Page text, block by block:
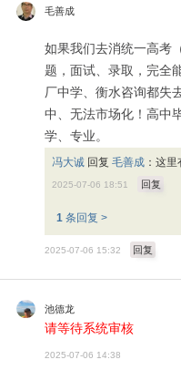
毛善成
如果我们去消统一高考
题，面试、录取，完全
厂中学、衡水咨询都失
中、无法市场化！高中
学、专业。
冯大诚 回复毛善成 ：这里
2025-07-06 18:51 回复
1条回复 >
2025-07-06 15:32 回复
池德龙
请等待系统审核
2025-07-06 14:38